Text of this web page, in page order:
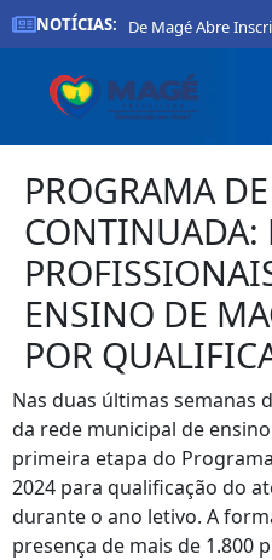
NOTÍCIAS:
Prefeitura De Magé Abre
PROGRAMA
CONTINUADA:
ENSINO DE
POR
Nas duas últimas semanas
da rede municipal de
primeira etapa do
2024 para qualificação do
durante o ano letivo. A
presença de mais de 1.800